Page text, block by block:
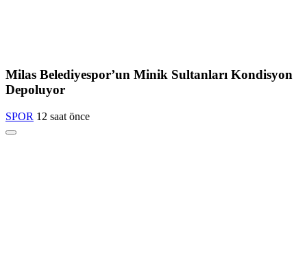
Milas Belediyespor’un Minik Sultanları Kondisyon
Depoluyor
SPOR 12 saat önce